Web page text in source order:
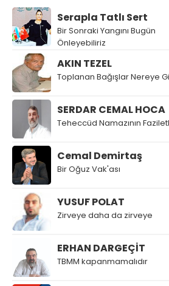
Serapla Tatlı Sert
Bir Sonraki Yangını Bugün
Önleyebiliriz
AKIN TEZEL
Toplanan Bağışlar Nereye
SERDAR CEMAL HOCA
Teheccüd Namazının
Cemal Demirtaş
Bir Oğuz Vak'ası
YUSUF POLAT
Zirveye daha da zirveye
ERHAN DARGEÇİT
TBMM kapanmamalıdır